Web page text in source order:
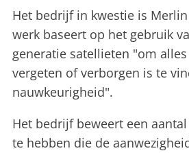
Het bedrijf in kwestie is
werk baseert op het gebruik
generatie satellieten "om
vergeten of verborgen is te
nauwkeurigheid".
Het bedrijf beweert een
te hebben die de